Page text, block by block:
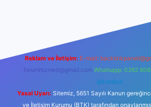
Reklam ve İletişim: E-mail:
forumhizmeti@gmail.com Whatsapp: 0262
@karabul
Yasal Uyarı: Sitemiz, 5651 Sayılı Kanun
ve İletişim Kurumu (BTK) tarafından